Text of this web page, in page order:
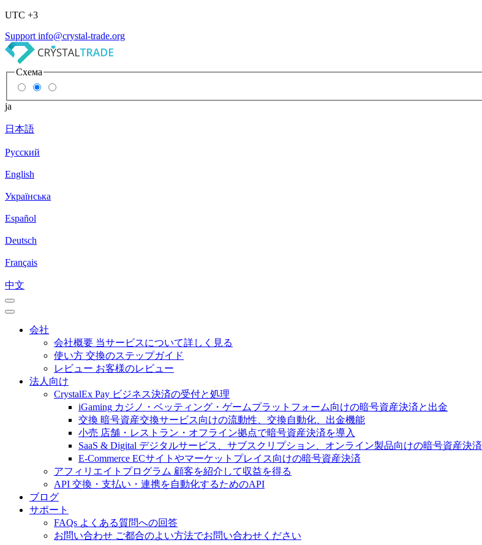
UTC +3
Support info@crystal-trade.org
Схема
ja
日本語
Русский
English
Українська
Español
Deutsch
Français
中文
会社
会社概要 当サービスについて詳しく見る
使い方 交換のステップガイド
レビュー お客様のレビュー
法人向け
CrystalEx Pay ビジネス決済の受付と処理
iGaming カジノ・ベッティング・ゲームプラットフォーム向けの暗号資産決済と出金
交換 暗号資産交換サービス向けの流動性、交換自動化、出金機能
小売 店舗・レストラン・オフライン拠点で暗号資産決済を導入
SaaS & Digital デジタルサービス、サブスクリプション、オンライン製品向けの暗号資産決済
E-Commerce ECサイトやマーケットプレイス向けの暗号資産決済
アフィリエイトプログラム 顧客を紹介して収益を得る
API 交換・支払い・連携を自動化するためのAPI
ブログ
サポート
FAQs よくある質問への回答
お問い合わせ ご都合のよい方法でお問い合わせください